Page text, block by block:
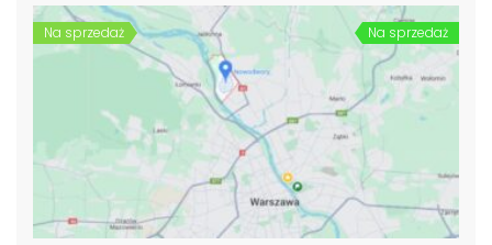
Na sprzedaż Na sprzedaż